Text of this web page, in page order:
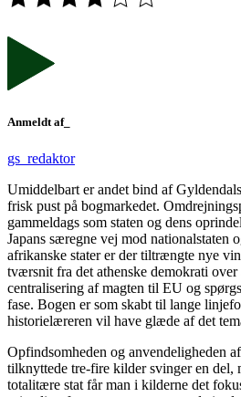
Anmeldt af_
gs_redaktor
Umiddelbart er andet bind af
frisk pust på bogmarkedet.
gammeldags som staten og dens
Japans særegne vej mod nationalstaten
afrikanske stater er der tiltrængte nye
tværsnit fra det athenske demokrati over
centralisering af magten til EU og
fase. Bogen er som skabt til lange
historielæreren vil have glæde af det
Opfindsomheden og anvendeligheden
tilknyttede tre-fire kilder svinger en del,
totalitære stat får man i kilderne det